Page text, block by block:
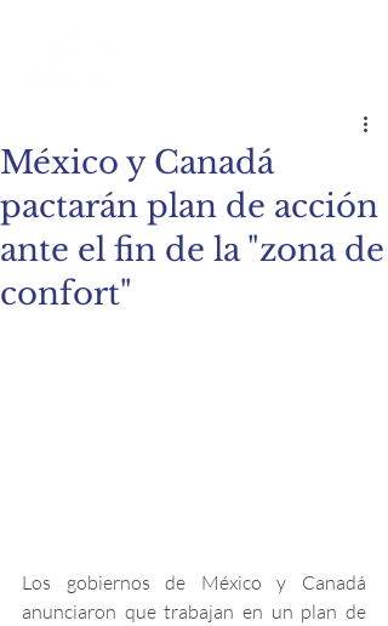
México y Canadá
pactarán plan de acción
ante el fin de la "zona de
confort"
Los gobiernos de México y Canadá
anunciaron que trabajan en un plan de